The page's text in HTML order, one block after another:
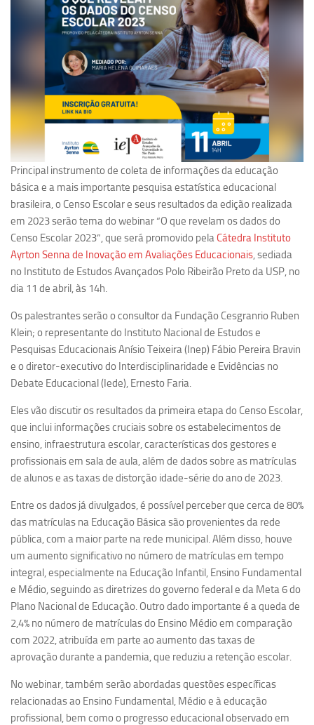
Carreira Docente de Impacto
Ciência, Arte, Educação e Sociedade: CienArtES
Grupo de Estudos Avançados em Tecnologia e Informação
em Saúde com foco em Populações Vulneráveis
(Confluencia)
Grupos de estudo encerrados
Grupos de Pesquisa
Criminologia Experimental e Segurança Pública
Direito e Tecnologia (Tech Law)
Grupo de Pesquisa GPUBLIC – Centro de Estudos em Gestão
e Políticas Públicas Contemporâneas
Grupos de pesquisa encerrados
Ano Sabático
Daniel Domingues dos Santos
Programas Ano Sabático Encerrados
Cíntia Rosa Pereira de Lima
Cristina Godoy Bernardo de Oliveira (FDRP)
Evandro Eduardo Seron Ruiz
Fabiana Cristina Severi (FDRP)
Fernando de Lima Caneppele
Maria Paula Costa Bertran
Professor Sênior
Professores Seniores Encerrados
Institucional
Polo Ribeirão Preto
Equipe
Estrutura do polo
Espaço de Eventos
Projetos
Ciência com Pipoca
Ciência Por Elas
Principal instrumento de coleta de informações da educação
básica e a mais importante pesquisa estatística educacional
brasileira, o Censo Escolar e seus resultados da edição realizada
em 2023 serão tema do webinar “O que revelam os dados do
Censo Escolar 2023”, que será promovido pela Cátedra Instituto
Ayrton Senna de Inovação em Avaliações Educacionais, sediada
no Instituto de Estudos Avançados Polo Ribeirão Preto da USP, no
dia 11 de abril, às 14h.
Os palestrantes serão o consultor da Fundação Cesgranrio Ruben
Klein; o representante do Instituto Nacional de Estudos e
Pesquisas Educacionais Anísio Teixeira (Inep) Fábio Pereira Bravin
e o diretor-executivo do Interdisciplinaridade e Evidências no
Debate Educacional (Iede), Ernesto Faria.
Eles vão discutir os resultados da primeira etapa do Censo Escolar,
que inclui informações cruciais sobre os estabelecimentos de
ensino, infraestrutura escolar, características dos gestores e
profissionais em sala de aula, além de dados sobre as matrículas
de alunos e as taxas de distorção idade-série do ano de 2023.
Entre os dados já divulgados, é possível perceber que cerca de 80%
das matrículas na Educação Básica são provenientes da rede
pública, com a maior parte na rede municipal. Além disso, houve
um aumento significativo no número de matrículas em tempo
integral, especialmente na Educação Infantil, Ensino Fundamental
e Médio, seguindo as diretrizes do governo federal e da Meta 6 do
Plano Nacional de Educação. Outro dado importante é a queda de
2,4% no número de matrículas do Ensino Médio em comparação
com 2022, atribuída em parte ao aumento das taxas de
aprovação durante a pandemia, que reduziu a retenção escolar.
No webinar, também serão abordadas questões específicas
relacionadas ao Ensino Fundamental, Médio e à educação
profissional, bem como o progresso educacional observado em